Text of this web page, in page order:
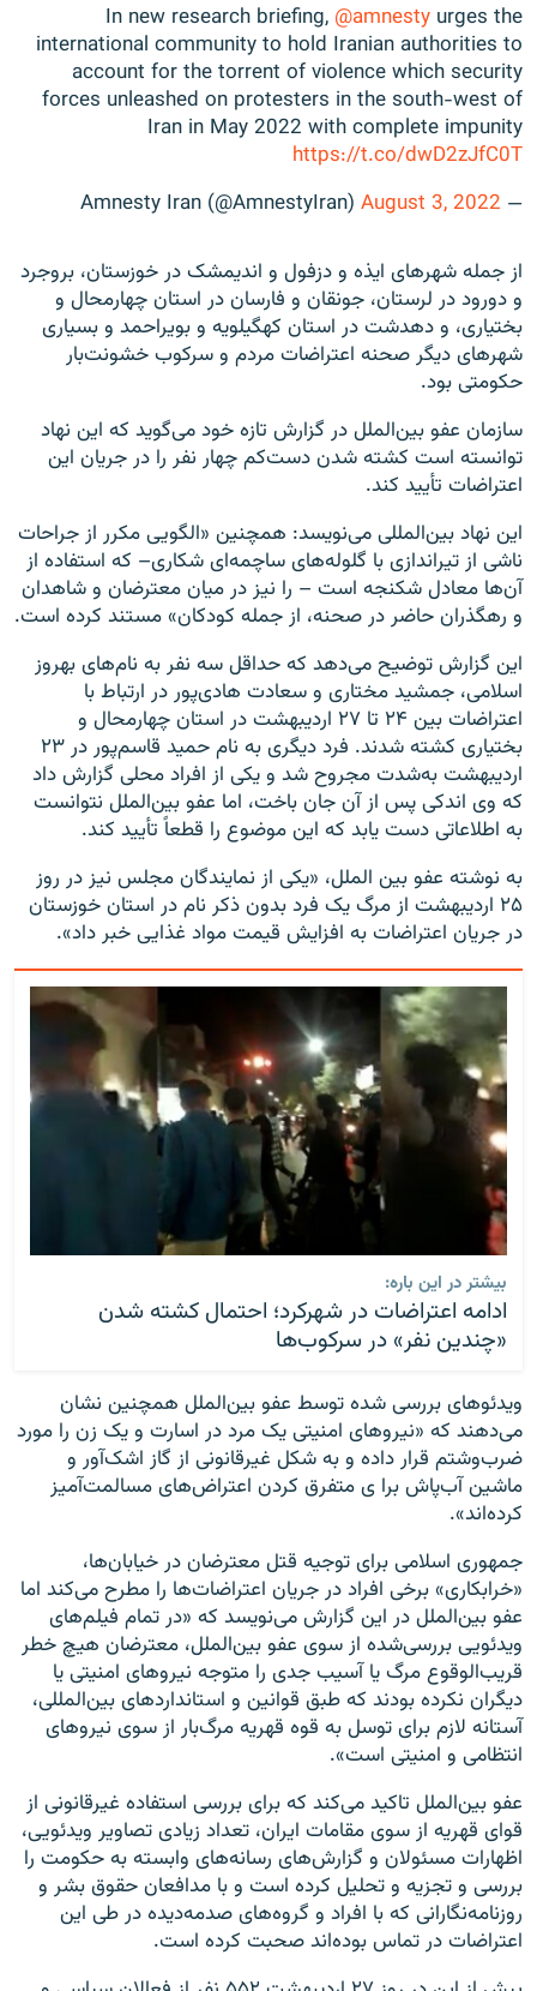
In new research briefing, @amnesty urges the
international community to hold Iranian authorities to
account for the torrent of violence which security
forces unleashed on protesters in the south-west of
Iran in May 2022 with complete impunity
https://t.co/dwD2zJfC0T
— Amnesty Iran (@AmnestyIran)
August 3, 2022
از جمله شهرهای ایذه و دزفول و اندیمشک در خوزستان، بروجرد
و دورود در لرستان، جونقان و فارسان در استان چهارمحال و
بختیاری، و دهدشت در استان کهگیلویه و بویراحمد و بسیاری
شهرهای دیگر صحنه اعتراضات مردم و سرکوب خشونت‌بار
حکومتی بود.
سازمان عفو بین‌الملل در گزارش تازه خود می‌گوید که این نهاد
توانسته است کشته شدن دست‌کم چهار نفر را در جریان این
اعتراضات تأیید کند.
این نهاد بین‌المللی می‌نویسد: همچنین «الگویی مکرر از جراحات
ناشی از تیراندازی با گلوله‌های ساچمه‌ای شکاری– که استفاده‌ از
آن‌ها معادل شکنجه است – را نیز در میان معترضان و شاهدان
و رهگذران حاضر در صحنه، از جمله کودکان» مستند کرده است.
این گزارش توضیح می‌دهد که حداقل سه نفر به نام‌های بهروز
اسلامی، جمشید مختاری و سعادت هادی‌پور در ارتباط با
اعتراضات بین ۲۴ تا ۲۷ اردیبهشت در استان چهارمحال و
بختیاری کشته شدند. فرد دیگری به نام حمید قاسم‌پور در ۲۳
اردیبهشت به‌شدت مجروح شد و یکی از افراد محلی گزارش داد
که وی اندکی پس از آن جان باخت، اما عفو بین‌الملل نتوانست
به اطلاعاتی دست یابد که این موضوع را قطعاً تأیید کند.
به نوشته عفو بین الملل، «یکی از نمایندگان مجلس نیز در روز
۲۵ اردیبهشت از مرگ یک فرد بدون ذکر نام در استان خوزستان
در جریان اعتراضات به افزایش قیمت مواد غذایی خبر داد».
بیشتر در این باره:
ادامه اعتراضات در شهرکرد؛ احتمال کشته شدن
«چندین نفر» در سرکوب‌ها
ویدئوهای بررسی شده توسط عفو بین‌الملل همچنین نشان
می‌دهند که «نیروهای امنیتی یک مرد در اسارت و یک زن را مورد
ضرب‌وشتم قرار داده و به شکل غیرقانونی از گاز اشک‌آور و
ماشین آب‌پاش برا ی متفرق کردن اعتراض‌های مسالمت‌آمیز
کرده‌اند».
جمهوری اسلامی برای توجیه قتل معترضان در خیابان‌ها،
«خرابکاری» برخی افراد در جریان اعتراضات‌ها را مطرح می‌کند اما
عفو بین‌الملل در این گزارش می‌نویسد که «در تمام فیلم‌های
ویدئویی بررسی‌شده از سوی عفو بین‌الملل، معترضان هیچ خطر
قریب‌الوقوع مرگ یا آسیب جدی را متوجه نیروهای امنیتی یا
دیگران نکرده بودند که طبق قوانین و استانداردهای بین‌المللی،
آستانه لازم برای توسل به قوه قهریه مرگ‌بار از سوی نیروهای
انتظامی و امنیتی است».
عفو بین‌الملل تاکید می‌کند که برای بررسی استفاده غیرقانونی از
قوای قهریه از سوی مقامات ایران، تعداد زیادی تصاویر ویدئویی،
اظهارات مسئولان و گزارش‌های رسانه‌های وابسته به حکومت را
بررسی و تجزیه و تحلیل کرده است و با مدافعان حقوق بشر و
روزنامه‌نگارانی که با افراد و گروه‌های صدمه‌دیده در طی این
اعتراضات در تماس بوده‌اند صحبت کرده است.